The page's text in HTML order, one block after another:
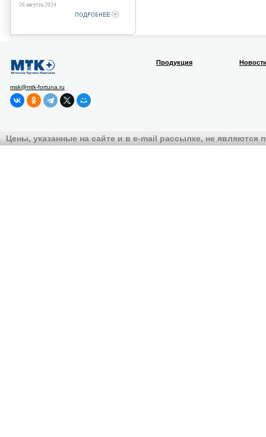
26 августа 2024
msk@mtk-fortuna.ru
Продукция
Цены, указанные на сайте и в e-mail рассылке, не являются